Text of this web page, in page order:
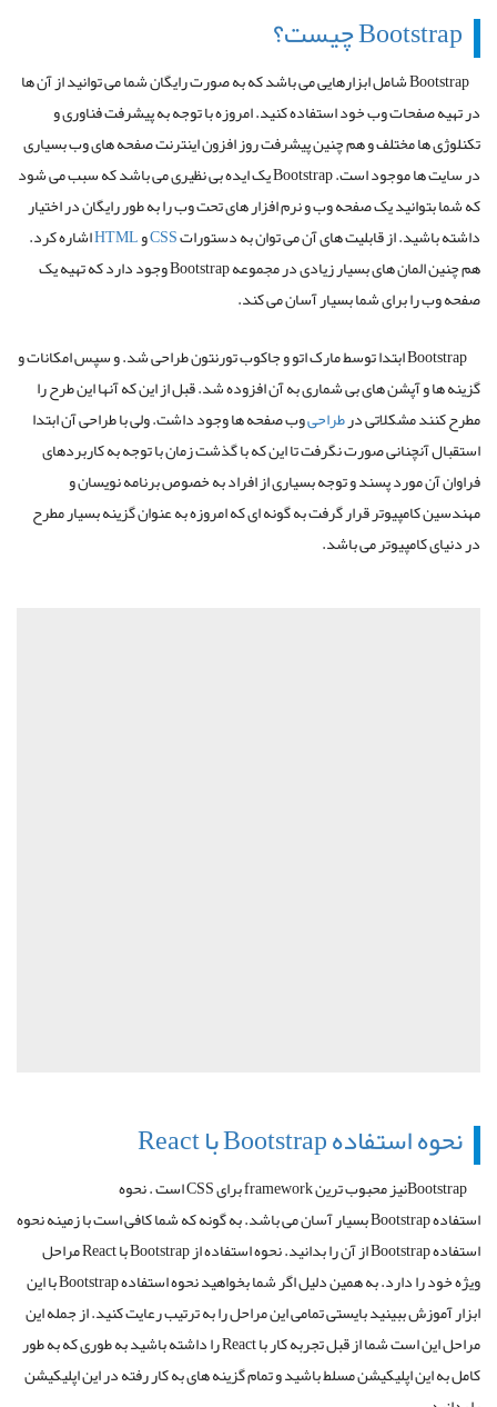
Bootstrapچیست؟
Bootstrapشامل ابزارهایی می باشد که به صورت رایگان شما می توانید از آن ها
در تهیه صفحات وب خود استفاده کنید. امروزه با توجه به پیشرفت فناوری و
تکنلوژی ها مختلف و هم چنین پیشرفت روز افزون اینترنت صفحه های وب بسیاری
در سایت ها موجود است.Bootstrapیک ایده بی نظیری می باشد که سبب می شود
که شما بتوانید یک صفحه وب و نرم افزار های تحت وب را به طور رایگان در اختیار
داشته باشید. از قابلیت های آن می توان به دستوراتCSSوHTMLاشاره کرد.
هم چنین المان های بسیار زیادی در مجموعهBootstrapوجود دارد که تهیه یک
صفحه وب را برای شما بسیار آسان می کند.
Bootstrapابتدا توسط مارک اتو و جاکوب تورنتون طراحی شد. و سپس امکانات و
گزینه ها و آپشن های بی شماری به آن افزوده شد. قبل از این که آنها این طرح را
مطرح کنند مشکلاتی درطراحیوب صفحه ها وجود داشت. ولی با طراحی آن ابتدا
استقبال آنچنانی صورت نگرفت تا این که با گذشت زمان با توجه به کاربردهای
فراوان آن مورد پسند و توجه بسیاری از افراد به خصوص برنامه نویسان و
مهندسین کامپیوتر قرار گرفت به گونه ای که امروزه به عنوان گزینه بسیار مطرح
در دنیای کامپیوتر می باشد.
نحوه استفادهBootstrapباReact
Bootstrapنیز محبوب ترینframeworkبرایCSSاست . نحوه
استفادهBootstrapبسیار آسان می باشد. به گونه که شما کافی است با زمینه نحوه
استفادهBootstrapاز آن را بدانید. نحوه استفاده ازBootstrapباReactمراحل
ویژه خود را دارد. به همین دلیل اگر شما بخواهید نحوه استفادهBootstrapبا این
ابزار آموزش ببینید بایستی تمامی این مراحل را به ترتیب رعایت کنید. از جمله این
مراحل این است شما از قبل تجربه کار باReactرا داشته باشید به طوری که به طور
کامل به این اپلیکیشن مسلط باشید و تمام گزینه های به کار رفته در این اپلیکیشن